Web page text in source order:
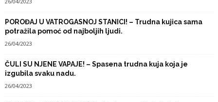
POROĐAJ U VATROGASNOJ STANICI! – Trudna kujica sama
potražila pomoć od najboljih ljudi.
26/04/2023
ČULI SU NJENE VAPAJE! – Spasena trudna kuja koja je
izgubila svaku nadu.
26/04/2023